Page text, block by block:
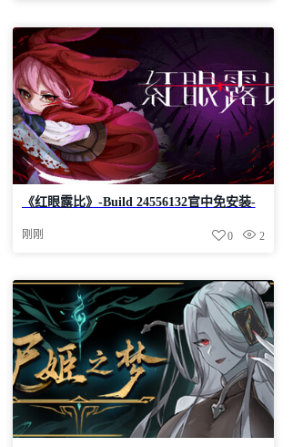
《红眼露比》-Build 24556132官中免安装-
刚刚 2
0